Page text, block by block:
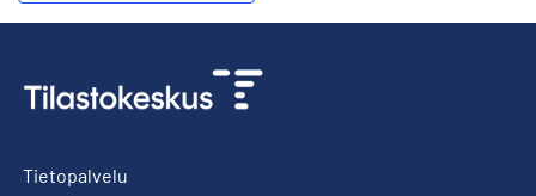
Tietopalvelu